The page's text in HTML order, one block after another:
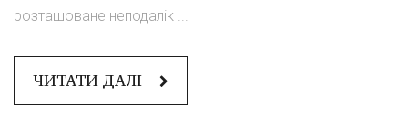
розташоване неподалік ...
ЧИТАТИ ДАЛІ